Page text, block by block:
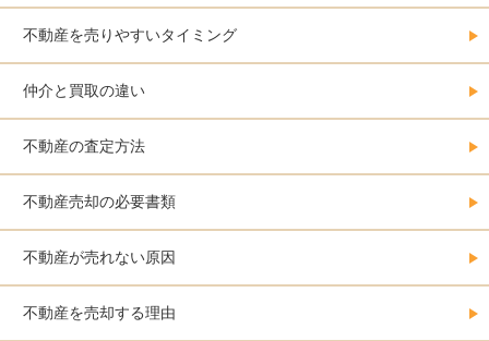
不動産を売りやすいタイミング
仲介と買取の違い
不動産の査定方法
不動産売却の必要書類
不動産が売れない原因
不動産を売却する理由